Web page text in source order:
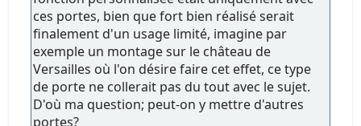
ces portes, bien que fort bien réalisé serait
finalement d'un usage limité, imagine par
exemple un montage sur le château de
Versailles où l'on désire faire cet effet, ce type
de porte ne collerait pas du tout avec le sujet.
D'où ma question; peut-on y mettre d'autres
portes?